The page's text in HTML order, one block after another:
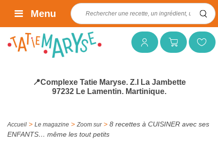
Mon compteMon panierMes favoris
Rechercher :
Menu
📍Complexe Tatie Maryse. Z.I La Jambette
97232 Le Lamentin. Martinique.
Accueil > Le magazine > Zoom sur> 8 recettes à CUISINER avec ses
ENFANTS… même les tout petits